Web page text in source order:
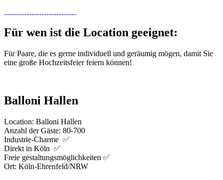
Für wen ist die Location geeignet:
Für Paare, die es gerne individuell und geräumig mögen, damit Sie
eine große Hochzeitsfeier feiern können!
Balloni Hallen
Location: Balloni Hallen
Anzahl der Gäste: 80-700
Industrie-Charme ✅
Direkt in Köln ✅
Freie gestaltungsmöglichkeiten ✅
Ort: Köln-Ehrenfeld/NRW